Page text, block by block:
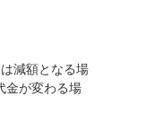
減額となる場
金が変わる場